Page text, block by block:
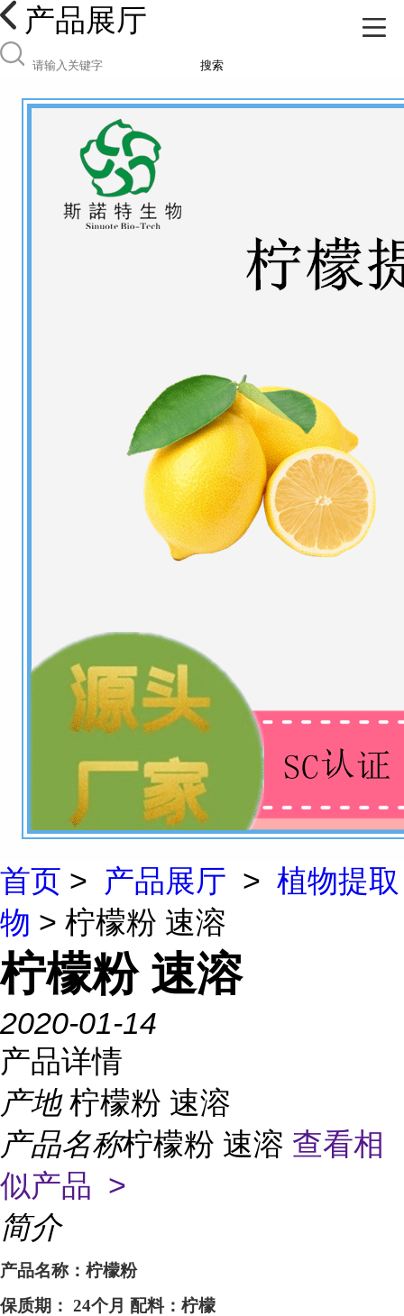
产品展厅
搜索
首页 > 产品展厅 > 植物提取
物 > 柠檬粉 速溶
柠檬粉 速溶
2020-01-14
产品详情
产地 柠檬粉 速溶
产品名称柠檬粉 速溶 查看相
似产品 >
简介
产品名称：柠檬粉
保质期： 24个月 配料：柠檬